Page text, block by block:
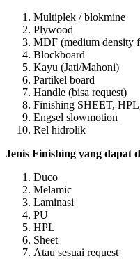
Multiplek / blokmine
Plywood
MDF (medium density
Blockboard
Kayu (Jati/Mahoni)
Partikel board
Handle (bisa request)
Finishing SHEET,
Engsel slowmotion
Rel hidrolik
Jenis Finishing yang dapat
Duco
Melamic
Laminasi
PU
HPL
Sheet
Atau sesuai request